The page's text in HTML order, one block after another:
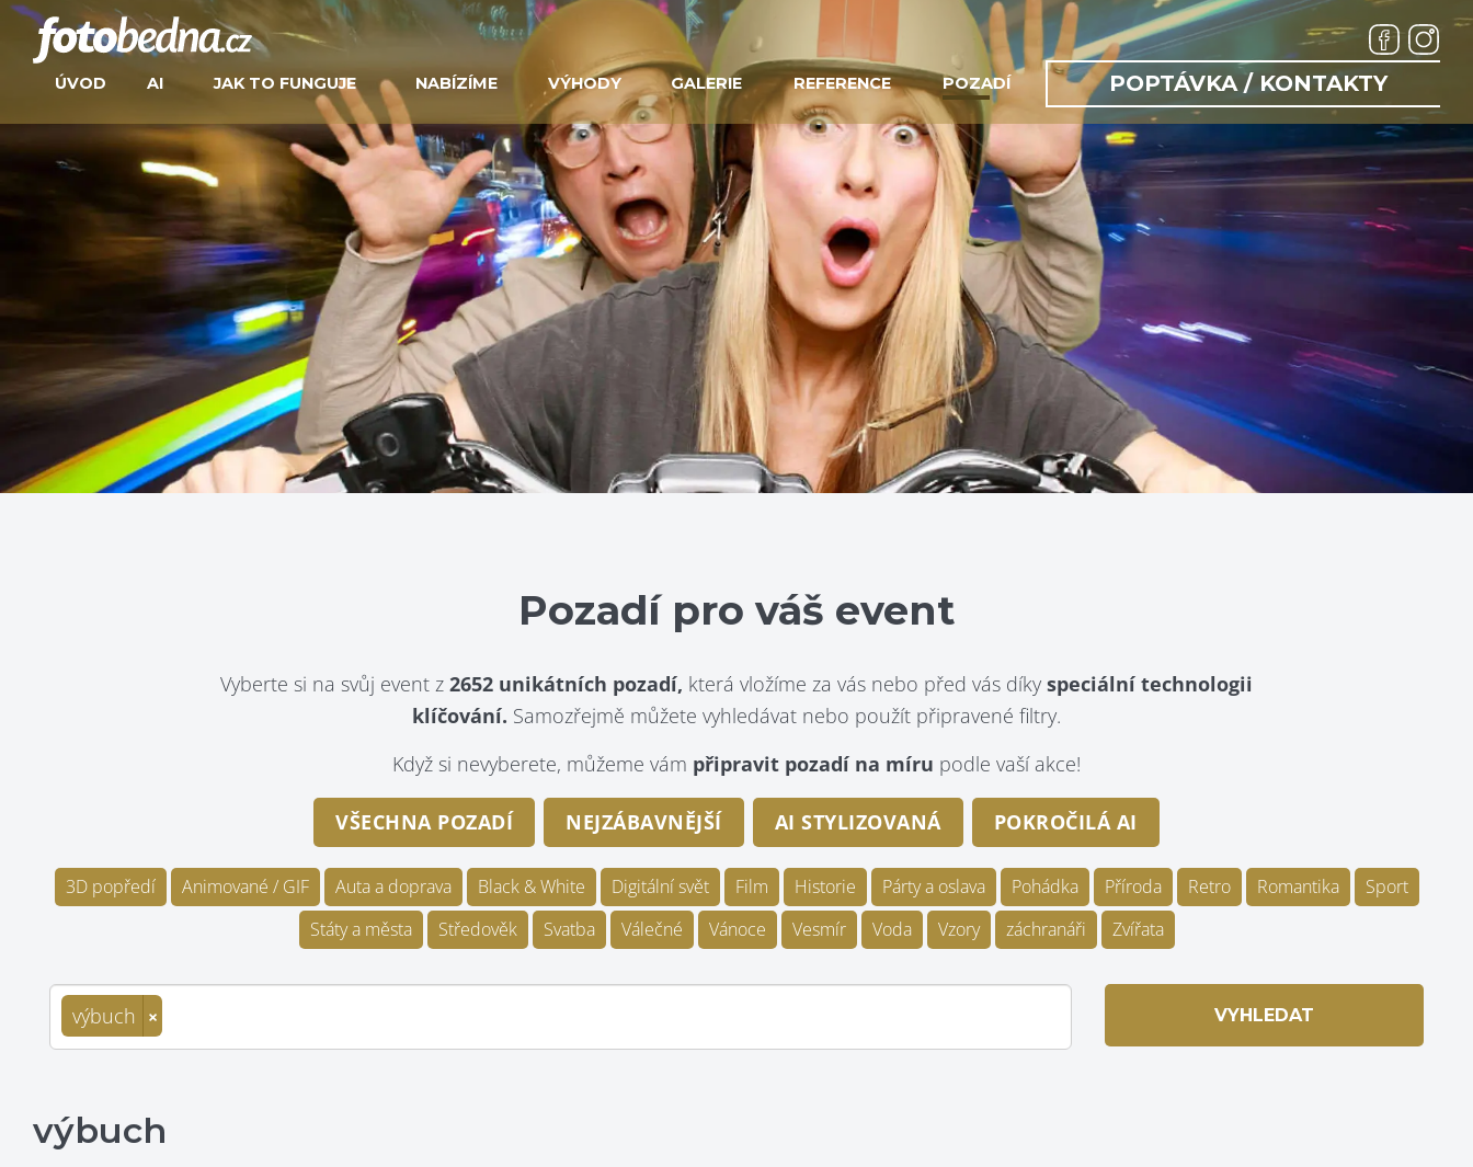
ÚVOD AI JAK TO FUNGUJE NABÍZÍME VÝHODY GALERIE REFERENCE POZADÍ POPTÁVKA / KONTAKTY
Pozadí pro váš event
Vyberte si na svůj event z 2652 unikátních pozadí, která vložíme za vás nebo před vás díky speciální technologii
klíčování. Samozřejmě můžete vyhledávat nebo použít připravené filtry.
Když si nevyberete, můžeme vám připravit pozadí na míru podle vaší akce!
VŠECHNA POZADÍ NEJZÁBAVNĚJŠÍ AI STYLIZOVANÁ POKROČILÁ AI
3D popředí Animované / GIF Auta a doprava Black & White Digitální svět Film Historie Párty a oslava Pohádka Příroda Retro Romantika
Sport
Státy a města
Středověk Svatba Válečné Vánoce Vesmír Voda Vzory záchranáři Zvířata
výbuch × VYHLEDAT
výbuch